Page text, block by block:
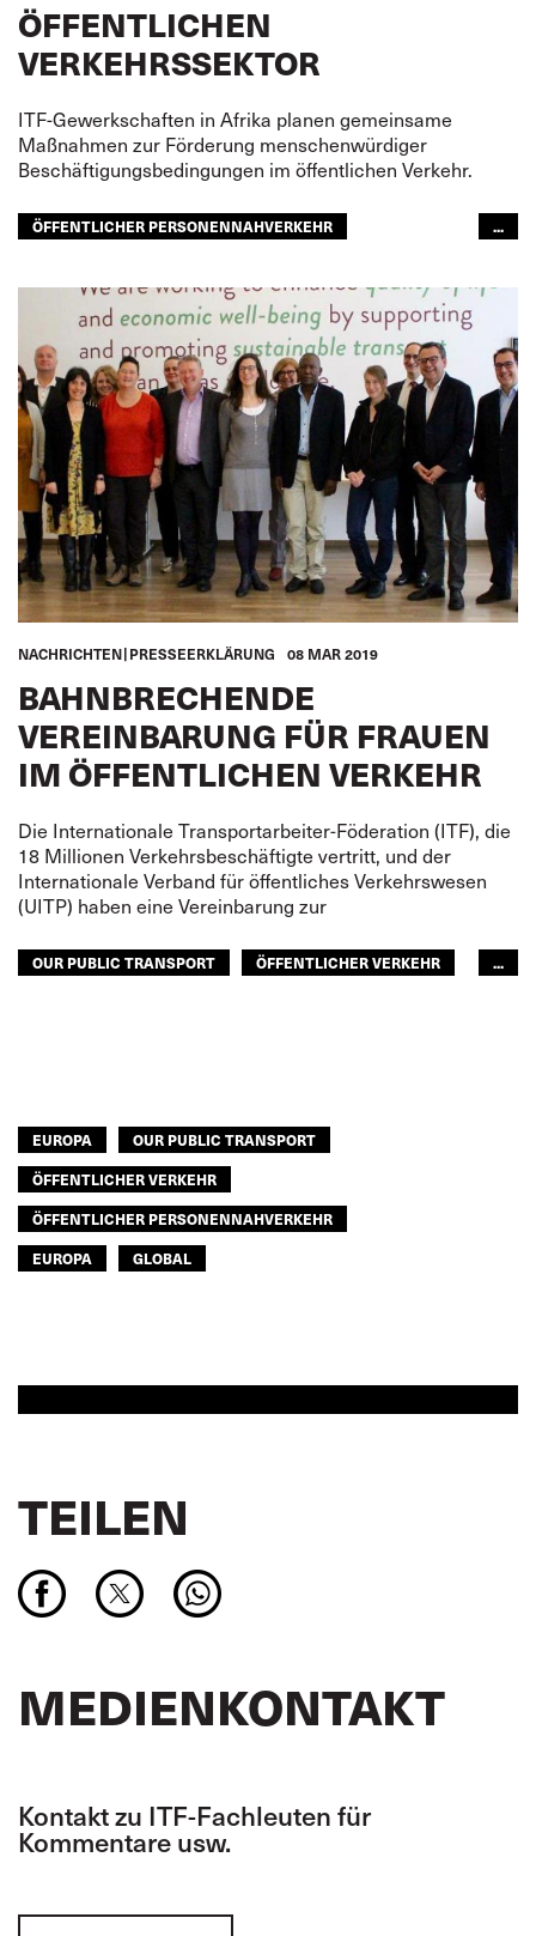
ÖFFENTLICHEN
VERKEHRSSEKTOR
ITF-Gewerkschaften in Afrika planen gemeinsame
Maßnahmen zur Förderung menschenwürdiger
Beschäftigungsbedingungen im öffentlichen Verkehr.
ÖFFENTLICHER PERSONENNAHVERKEHR
...
NACHRICHTEN PRESSEERKLÄRUNG 08 MAR 2019
BAHNBRECHENDE
VEREINBARUNG FÜR FRAUEN
IM ÖFFENTLICHEN VERKEHR
Die Internationale Transportarbeiter-Föderation (ITF), die
18 Millionen Verkehrsbeschäftigte vertritt, und der
Internationale Verband für öffentliches Verkehrswesen
(UITP) haben eine Vereinbarung zur
OUR PUBLIC TRANSPORT
ÖFFENTLICHER VERKEHR
...
EUROPA
OUR PUBLIC TRANSPORT
ÖFFENTLICHER VERKEHR
ÖFFENTLICHER PERSONENNAHVERKEHR
EUROPA
GLOBAL
TEILEN
MEDIENKONTAKT
Kontakt zu ITF-Fachleuten für
Kommentare usw.